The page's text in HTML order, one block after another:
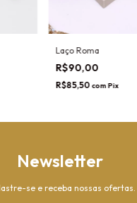
Laço Roma
R$90,00
R$85,50 com Pix
Newsletter
se e receba nossas ofertas.